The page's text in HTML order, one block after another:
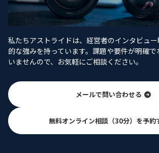
私たちアストライドは、経営者のインタビュ
的な強みを持っています。課題や要件が明確
いませんので、お気軽にご相談ください。
メールで問い合わせる
無料オンライン相談（30分）を予約